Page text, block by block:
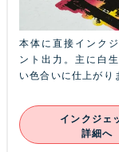
本体に直接インク
ント出力。主に白
い色合いに仕上がり
インクジェ
詳細へ